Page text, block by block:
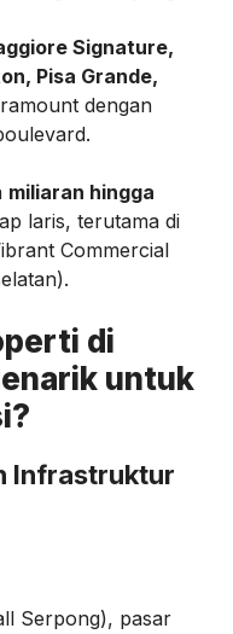
Signature,
Pisa Grande,
dengan
miliaran hingga
laris, terutama di
Commercial
di
untuk
Infrastruktur
Serpong), pasar